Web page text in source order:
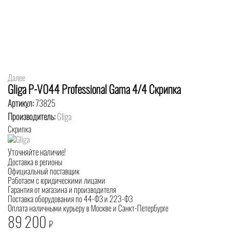
Далее
Gliga P-V044 Professional Gama 4/4 Скрипка
Артикул:73825
Производитель:Gliga
Скрипка
Уточняйте наличие!
Доставка в регионы
Официальный поставщик
Работаем с юридическими лицами
Гарантия от магазина и производителя
Поставка оборудования по 44-ФЗ и 223-ФЗ
Оплата наличными курьеру в Москве и Санкт-Петербурге
89 200 ₽